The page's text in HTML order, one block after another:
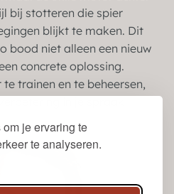
je ervaring te
te analyseren.
bij stotteren die spier
blijkt te maken. Dit
bood niet alleen een nieuw
concrete oplossing.
trainen en te beheersen,